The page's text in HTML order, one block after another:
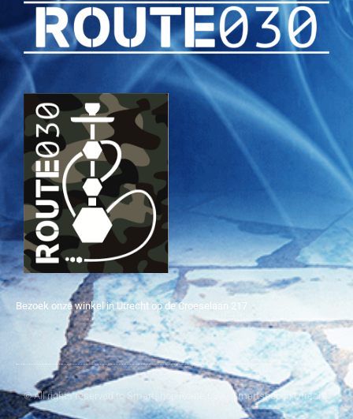
Bezoek onze winkel in Utrecht op de Croeselaan 217
© All rights reserved to Smartshop Route 030 - Smartshop in Utrecht